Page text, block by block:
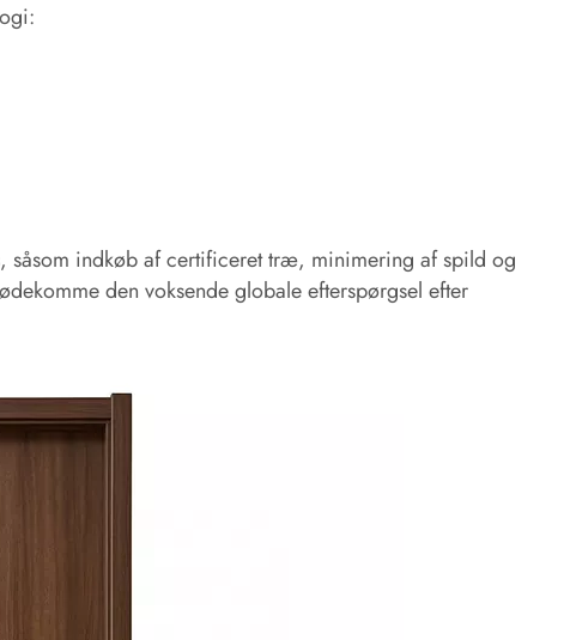
såsom indkøb af certificeret træ, minimering af spild og
den voksende globale efterspørgsel efter